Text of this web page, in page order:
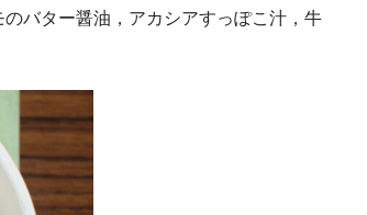
バター醤油，アカシアすっぽこ汁，牛